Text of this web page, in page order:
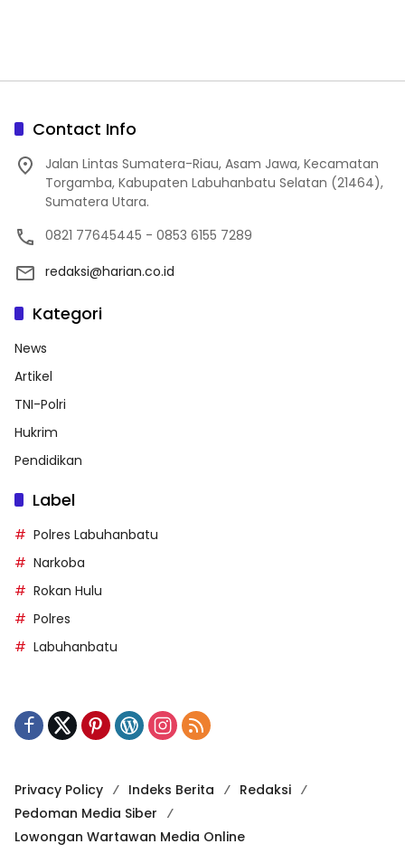
Contact Info
Jalan Lintas Sumatera-Riau, Asam Jawa, Kecamatan
Torgamba, Kabupaten Labuhanbatu Selatan (21464),
Sumatera Utara.
0821 77645445 - 0853 6155 7289
redaksi@harian.co.id
Kategori
News
Artikel
TNI-Polri
Hukrim
Pendidikan
Label
Polres Labuhanbatu
Narkoba
Rokan Hulu
Polres
Labuhanbatu
Privacy Policy Indeks Berita
Redaksi
Pedoman Media Siber
Lowongan Wartawan Media Online